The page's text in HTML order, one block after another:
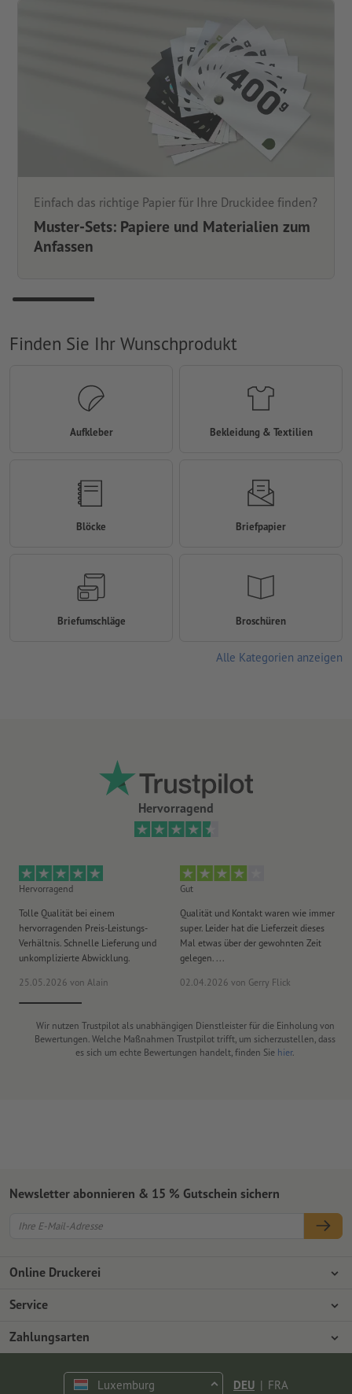
Einfach das richtige Papier für Ihre Druckidee finden?
Muster-Sets: Papiere und Materialien zum
Anfassen
Hervorragend
Hervorragend
Tolle Qualität bei einem
hervorragenden Preis-Leistungs-
Verhältnis. Schnelle Lieferung und
unkomplizierte Abwicklung.
25.05.2026 von Alain
Gut
Qualität und Kontakt waren wie immer
super. Leider hat die Lieferzeit dieses
Mal etwas über der gewohnten Zeit
gelegen. ...
02.04.2026 von Gerry Flick
Wir nutzen Trustpilot als unabhängigen Dienstleister für die Einholung von
Bewertungen. Welche Maßnahmen Trustpilot trifft, um sicherzustellen, dass
es sich um echte Bewertungen handelt, finden Sie hier.
Finden Sie Ihr Wunschprodukt
Aufkleber Bekleidung & Textilien
Blöcke Briefpapier
Briefumschläge Broschüren
Alle Kategorien anzeigen
Online Druckerei
Über Onlineprinters
Presse
Umweltschutz
Service
Zahlungsarten
Reklamation
Zahlungsarten
Newsletter abonnieren & 15 % Gutschein sichern
Luxemburg DEU | FRA